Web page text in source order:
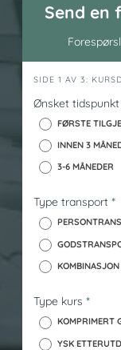
Send en
h
e
_
k
SIDE 1 AV 3:
Ønsket tidspunkt
FØRSTE
INNEN 3
3-6 MÅNEDER
Type transport *
KOMBINASJON
Type kurs *
KOMPRIMERT
YSK